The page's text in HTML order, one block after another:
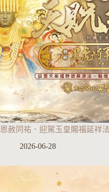
恩赦同祐．迎駕玉皇賜福延祥
2026-06-28